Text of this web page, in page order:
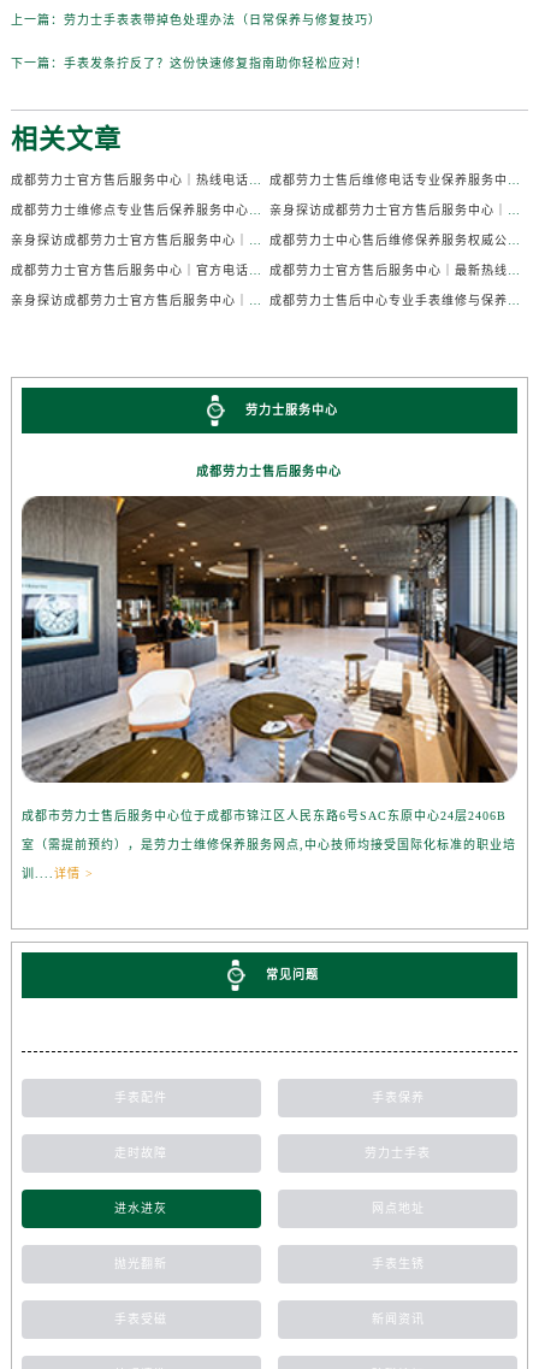
上一篇： 劳力士手表表带掉色处理办法（日常保养与修复技巧）
下一篇： 手表发条拧反了？这份快速修复指南助你轻松应对！
相关文章
劳力士服务中心
成都劳力士售后服务中心
成都市劳力士售后服务中心位于成都市锦江区人民东路6号SAC东原中心24层2406B
室（需提前预约），是劳力士维修保养服务网点,中心技师均接受国际化标准的职业培
训....详情 >
常见问题
手表配件 手表保养
走时故障 劳力士手表
进水进灰 网点地址
抛光翻新 手表生锈
手表受磁 新闻资讯